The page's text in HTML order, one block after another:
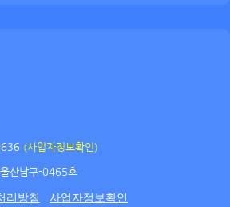
(사업자정보확인)
산남구-0465호
리방침 사업자정보확인